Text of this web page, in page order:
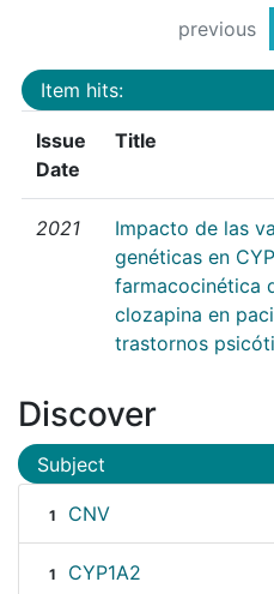
previous
Item hits:
Issue
Date
Title
2021
Impacto de las
genéticas en
farmacocinética
clozapina en
trastornos
Discover
Subject
1 CNV
1 CYP1A2